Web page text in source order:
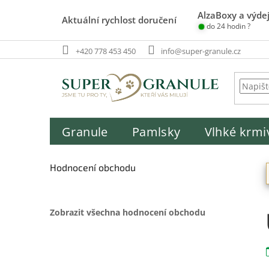
Aktuální rychlost doručení AlzaBoxy a
do 24 hodin ?
+420 778 453 450 info@super-granule.cz
Granule Pamlsky Vlhké
o
a
Hodnocení obchodu
Zobrazit všechna hodnocení obchodu